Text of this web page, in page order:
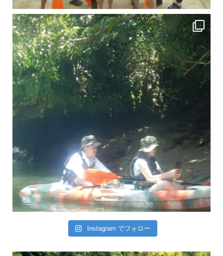
引き潮だったの
Instagram でフォロー